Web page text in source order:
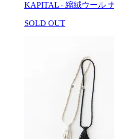
KAPITAL - 縮絨ウール
SOLD OUT